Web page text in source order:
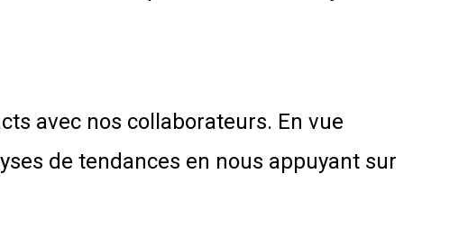
avec nos collaborateurs. En vue
de tendances en nous appuyant sur